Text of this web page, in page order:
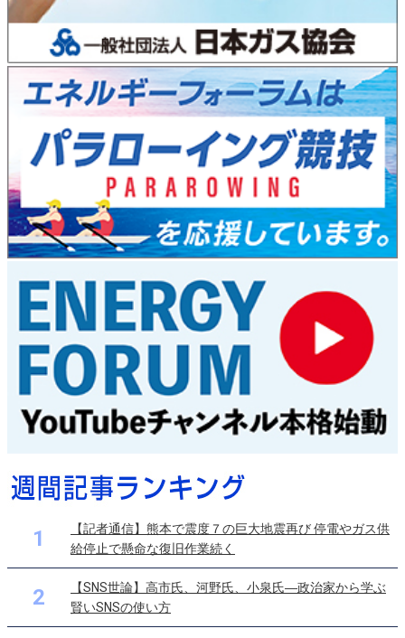
1
【記者通信】熊本で震度７の巨大地震再び 停電やガス供
給停止で懸命な復旧作業続く
2
【SNS世論】高市氏、河野氏、小泉氏―政治家から学ぶ
賢いSNSの使い方